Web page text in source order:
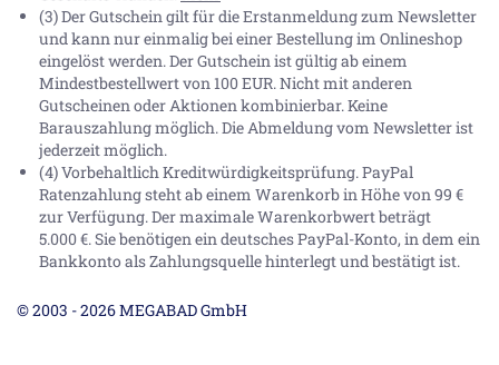
(3) Der Gutschein gilt für die Erstanmeldung zum Newsletter
und kann nur einmalig bei einer Bestellung im Onlineshop
eingelöst werden. Der Gutschein ist gültig ab einem
Mindestbestellwert von 100 EUR. Nicht mit anderen
Gutscheinen oder Aktionen kombinierbar. Keine
Barauszahlung möglich. Die Abmeldung vom Newsletter ist
jederzeit möglich.
(4) Vorbehaltlich Kreditwürdigkeitsprüfung. PayPal
Ratenzahlung steht ab einem Warenkorb in Höhe von99 €
zur Verfügung. Der maximale Warenkorbwert beträgt
5.000 €. Sie benötigen ein deutsches PayPal-Konto, in dem ein
Bankkonto als Zahlungsquelle hinterlegt und bestätigt ist.
© 2003 - 2026 MEGABAD GmbH